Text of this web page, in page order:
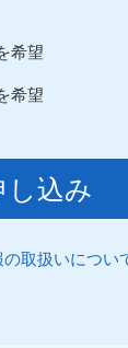
希望
希望
し込み
取扱いについ